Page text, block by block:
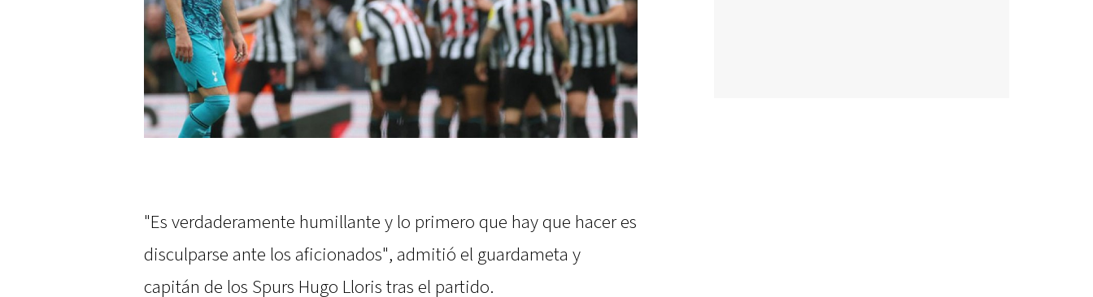
"Es verdaderamente humillante y lo primero que hay que hacer es
disculparse ante los aficionados", admitió el guardameta y
capitán de los Spurs Hugo Lloris tras el partido.